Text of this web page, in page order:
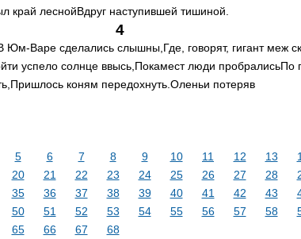
край леснойВдруг наступившей тишиной.
4
Юм-Варе сделались слышны, Где, говорят, гигант меж
успело солнце ввысь, Покамест люди пробралисьПо
Пришлось коням передохнуть. Оленьи потеряв
5 6 7 8 9 10 11 12 13
20 21 22 23 24 25 26 27 28
35 36 37 38 39 40 41 42 43
50 51 52 53 54 55 56 57 58
65 66 67 68